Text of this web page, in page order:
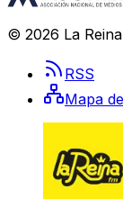
© 2026 La Reina
RSS
Mapa